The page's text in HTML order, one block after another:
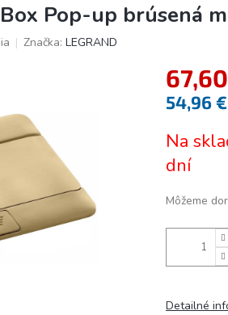
Pop-up brúsená
Značka: LEGRAND
54,96
cena:
Na
dní
Môžeme
Detailné